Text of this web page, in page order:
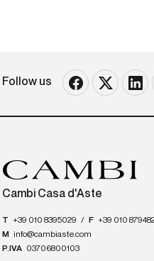
Follow us
Cambi Casa d'Aste
T +39 010 8395029 / F +39 010
M
info@cambiaste.com
P.IVA 03706800103